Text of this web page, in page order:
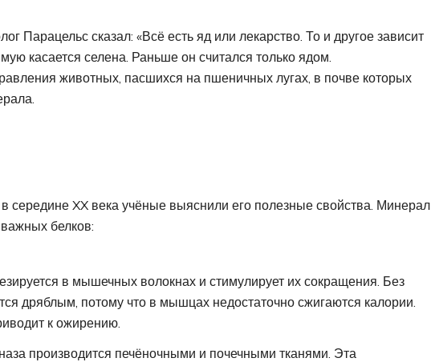
Парацельс сказал: «Всё есть яд или лекарство. То и другое зависит
касается селена. Раньше он считался только ядом.
животных, пасшихся на пшеничных лугах, в почве которых
середине XX века учёные выяснили его полезные свойства. Минерал
белков:
в мышечных волокнах и стимулирует их сокращения. Без
дряблым, потому что в мышцах недостаточно сжигаются калории.
к ожирению.
производится печёночными и почечными тканями. Эта